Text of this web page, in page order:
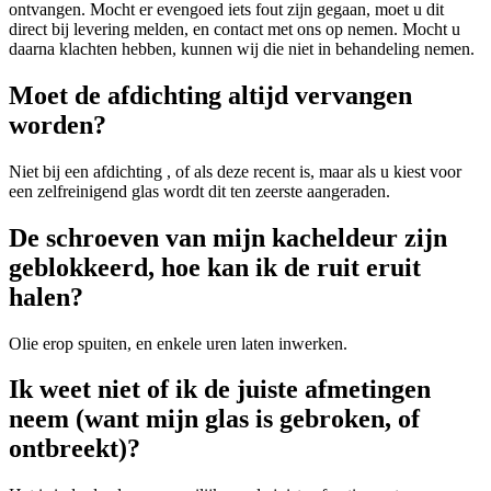
ontvangen. Mocht er evengoed iets fout zijn gegaan, moet u dit
direct bij levering melden, en contact met ons op nemen. Mocht u
daarna klachten hebben, kunnen wij die niet in behandeling nemen.
Moet de afdichting altijd vervangen
worden?
Niet bij een afdichting , of als deze recent is, maar als u kiest voor
een zelfreinigend glas wordt dit ten zeerste aangeraden.
De schroeven van mijn kacheldeur zijn
geblokkeerd, hoe kan ik de ruit eruit
halen?
Olie erop spuiten, en enkele uren laten inwerken.
Ik weet niet of ik de juiste afmetingen
neem (want mijn glas is gebroken, of
ontbreekt)?